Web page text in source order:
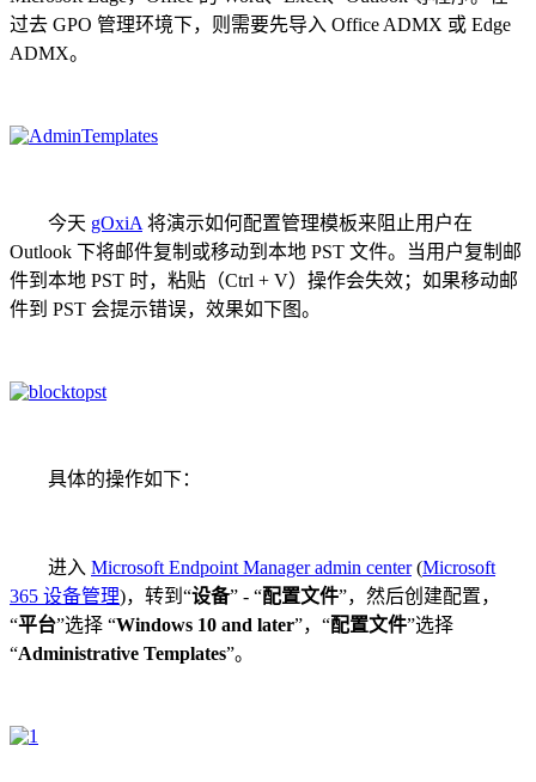
过去 GPO 管理环境下，则需要先导入 Office ADMX 或 Edge
ADMX。
今天 gOxiA将演示如何配置管理模板来阻止用户在
Outlook 下将邮件复制或移动到本地 PST 文件。当用户复制邮
件到本地 PST 时，粘贴（Ctrl + V）操作会失效；如果移动邮
件到 PST 会提示错误，效果如下图。
具体的操作如下：
进入 Microsoft Endpoint Manager admin center(Microsoft
365 设备管理)，转到“设备” - “配置文件”，然后创建配置，
“平台”选择 “Windows 10 and later”，“配置文件”选择
“Administrative Templates”。